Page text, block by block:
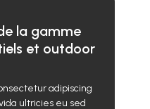
la gamme
et outdoor
adipiscing
ultricies eu sed